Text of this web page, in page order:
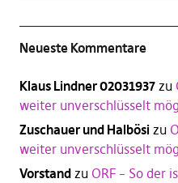
Neueste Kommentare
Klaus Lindner 02031937zu
weiter unverschlüsselt
Zuschauer und Halbösi zu
weiter unverschlüsselt
Vorstandzu ORF – So der